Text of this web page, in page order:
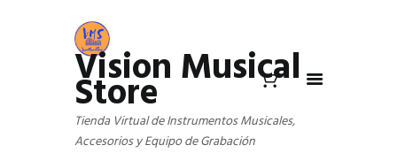
Vision Musical
Store
Tienda Virtual de Instrumentos Musicales,
Accesorios y Equipo de Grabación